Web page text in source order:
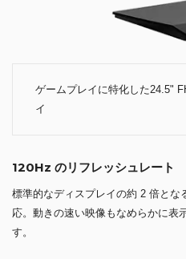
ゲームプレイに特化した24.5"
イ
120Hz のリフレッシュレート
標準的なディスプレイの約 2 倍とな
応。動きの速い映像もなめらかに表
す。